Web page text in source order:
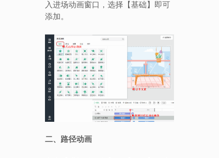
入进场动画窗口，选择【基础】即可
添加。
二、路径动画